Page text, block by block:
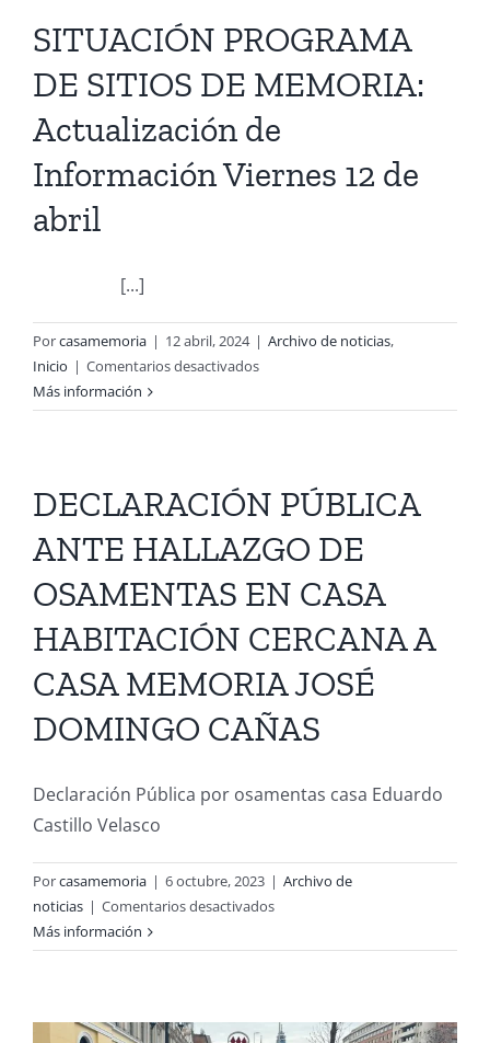
SITUACIÓN PROGRAMA
DE SITIOS DE MEMORIA:
Actualización de
Información Viernes 12 de
abril
[...]
Porcasamemoria | 12 abril, 2024 | Archivo de noticias,
Inicio | Comentarios desactivadosen
PROGRAMA
DE
MEMORIA:
Actualización
de
Información
12
abril
Más información
DECLARACIÓN PÚBLICA
ANTE HALLAZGO DE
OSAMENTAS EN CASA
HABITACIÓN CERCANA A
CASA MEMORIA JOSÉ
DOMINGO CAÑAS
Declaración Pública por osamentas casa Eduardo
Castillo Velasco
Porcasamemoria | 6 octubre, 2023 | Archivo de
noticias | Comentarios desactivadosen
PÚBLICA
DE
Más información